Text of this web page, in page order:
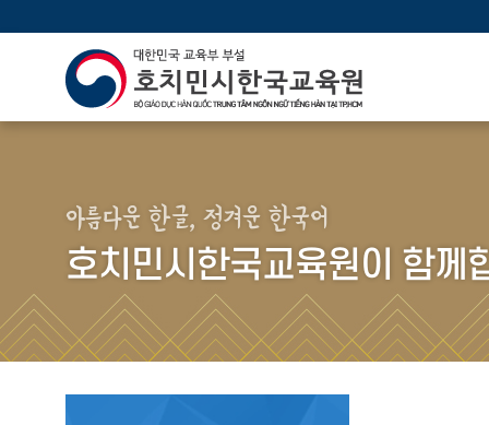
아름다운 한글, 정겨운 한국어
호치민시한국교육원이 함께